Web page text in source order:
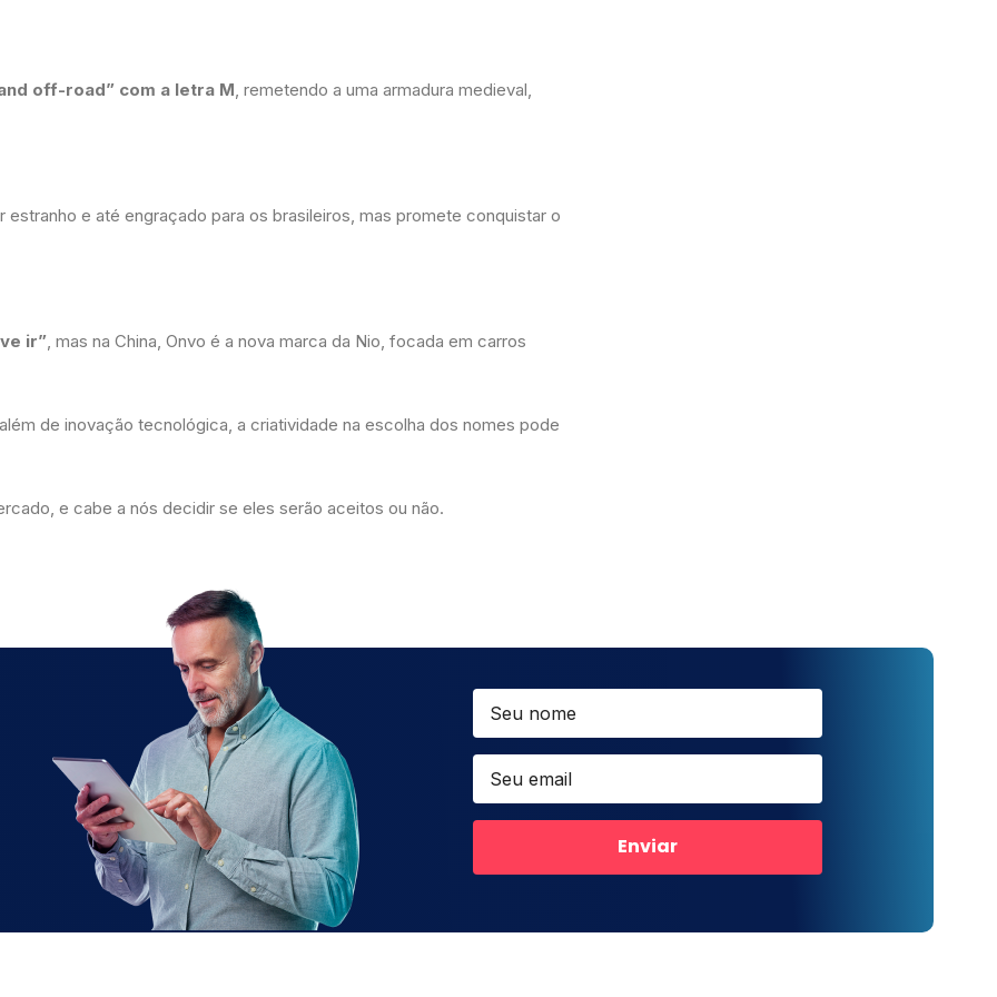
off-road” com a letra M , remetendo a uma armadura medieval,
e até engraçado para os brasileiros, mas promete conquistar o
ir” , mas na China, Onvo é a nova marca da Nio, focada em carros
de inovação tecnológica, a criatividade na escolha dos nomes pode
e cabe a nós decidir se eles serão aceitos ou não.
Enviar